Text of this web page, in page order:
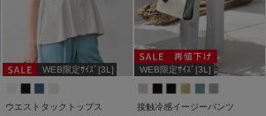
WEB限定ｻｲｽﾞ[3L]
ウエストタックトップス
WEB限定ｻｲｽﾞ[3L]
接触冷感イージーパンツ